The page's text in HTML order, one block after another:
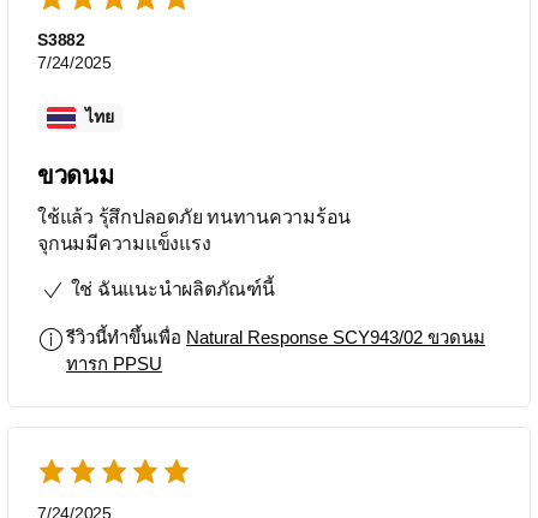
S3882
7/24/2025
ไทย
ขวดนม
ใช้แล้ว รุ้สึกปลอดภัย ทนทานความร้อน
จุกนมมีความแข็งแรง
ใช่ ฉันแนะนำผลิตภัณฑ์นี้
รีวิวนี้ทำขึ้นเพื่อ Natural Response SCY943/02 ขวดนม
ทารก PPSU
7/24/2025